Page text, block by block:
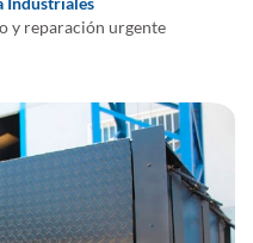
y reparación urgente